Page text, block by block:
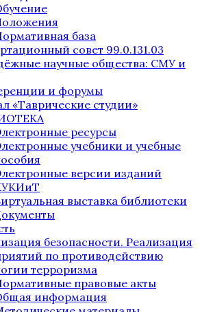
база
совет 99.0.131.03
научные общества: СМУ и
и форумы
«Таврические студии»
ресурсы
учебники и учебные
версии изданий
выставка библиотеки
безопасности. Реализация
по противодействию
терроризма
правовые акты
информация